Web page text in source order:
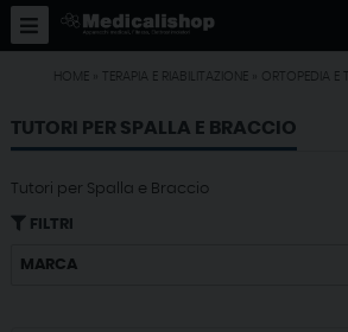
HOME TERAPIA E RIABILITAZIONE ORTOPEDIA E
TUTORI PER SPALLA E BRACCIO
Tutori per Spalla e Braccio
FILTRI
MARCA